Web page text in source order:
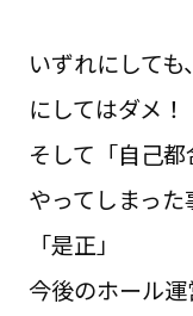
いずれにしても
にしてはダメ！
そして「自己
やってしまっ
「是正」
今後のホール